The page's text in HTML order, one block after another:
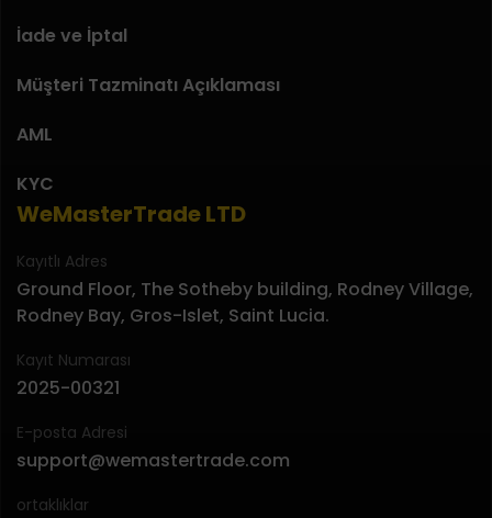
WeMasterTrade LTD
Kayıtlı Adres
Ground Floor, The Sotheby building, Rodney Village,
Rodney Bay, Gros-Islet, Saint Lucia.
Kayıt Numarası
2025-00321
E-posta Adresi
support@wemastertrade.com
ortaklıklar
İade ve İptal
Müşteri Tazminatı Açıklaması
AML
KYC